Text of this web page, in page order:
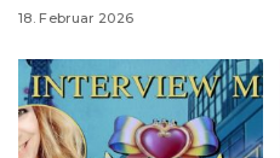
18. Februar 2026